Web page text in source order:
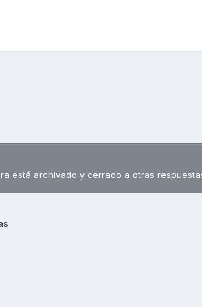
está archivado y cerrado a otras